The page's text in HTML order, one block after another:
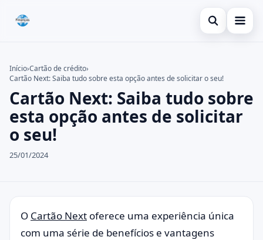
Abrir busca
Cartão de crédito
Dicas
Economia
Buscar no site
Buscar por:
Pressione Enter para buscar ou ESC para fechar.
Início›Cartão de crédito›
Cartão Next: Saiba tudo sobre esta opção antes de solicitar o seu!
Cartão Next: Saiba tudo sobre
esta opção antes de solicitar
o seu!
25/01/2024
O Cartão Next oferece uma experiência única
com uma série de benefícios e vantagens